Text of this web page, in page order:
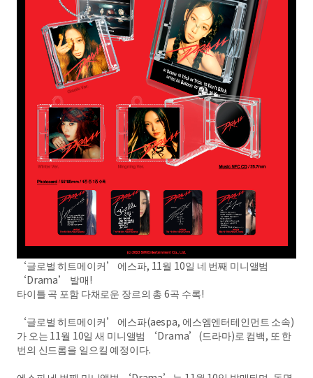
‘글로벌 히트메이커’ 에스파, 11월 10일 네 번째 미니앨범
‘Drama’ 발매!
타이틀 곡 포함 다채로운 장르의 총 6곡 수록!
‘글로벌 히트메이커’ 에스파(aespa, 에스엠엔터테인먼트 소속)
가 오는 11월 10일 새 미니앨범 ‘Drama’(드라마)로 컴백, 또 한
번의 신드롬을 일으킬 예정이다.